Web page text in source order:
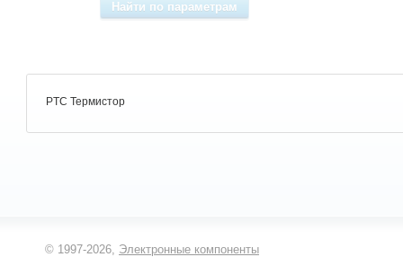
PTC Термистор
© 1997-2026, Электронные компоненты